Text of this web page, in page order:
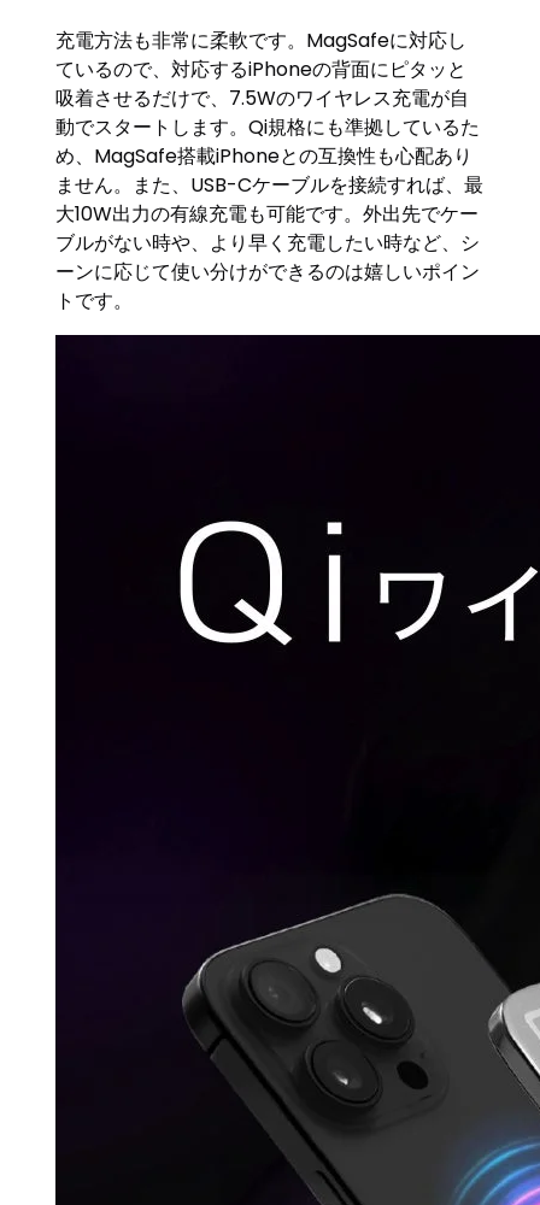
充電方法も非常に柔軟です。MagSafeに対応し
ているので、対応するiPhoneの背面にピタッと
吸着させるだけで、7.5Wのワイヤレス充電が自
動でスタートします。Qi規格にも準拠しているた
め、MagSafe搭載iPhoneとの互換性も心配あり
ません。また、USB-Cケーブルを接続すれば、最
大10W出力の有線充電も可能です。外出先でケー
ブルがない時や、より早く充電したい時など、シ
ーンに応じて使い分けができるのは嬉しいポイン
トです。